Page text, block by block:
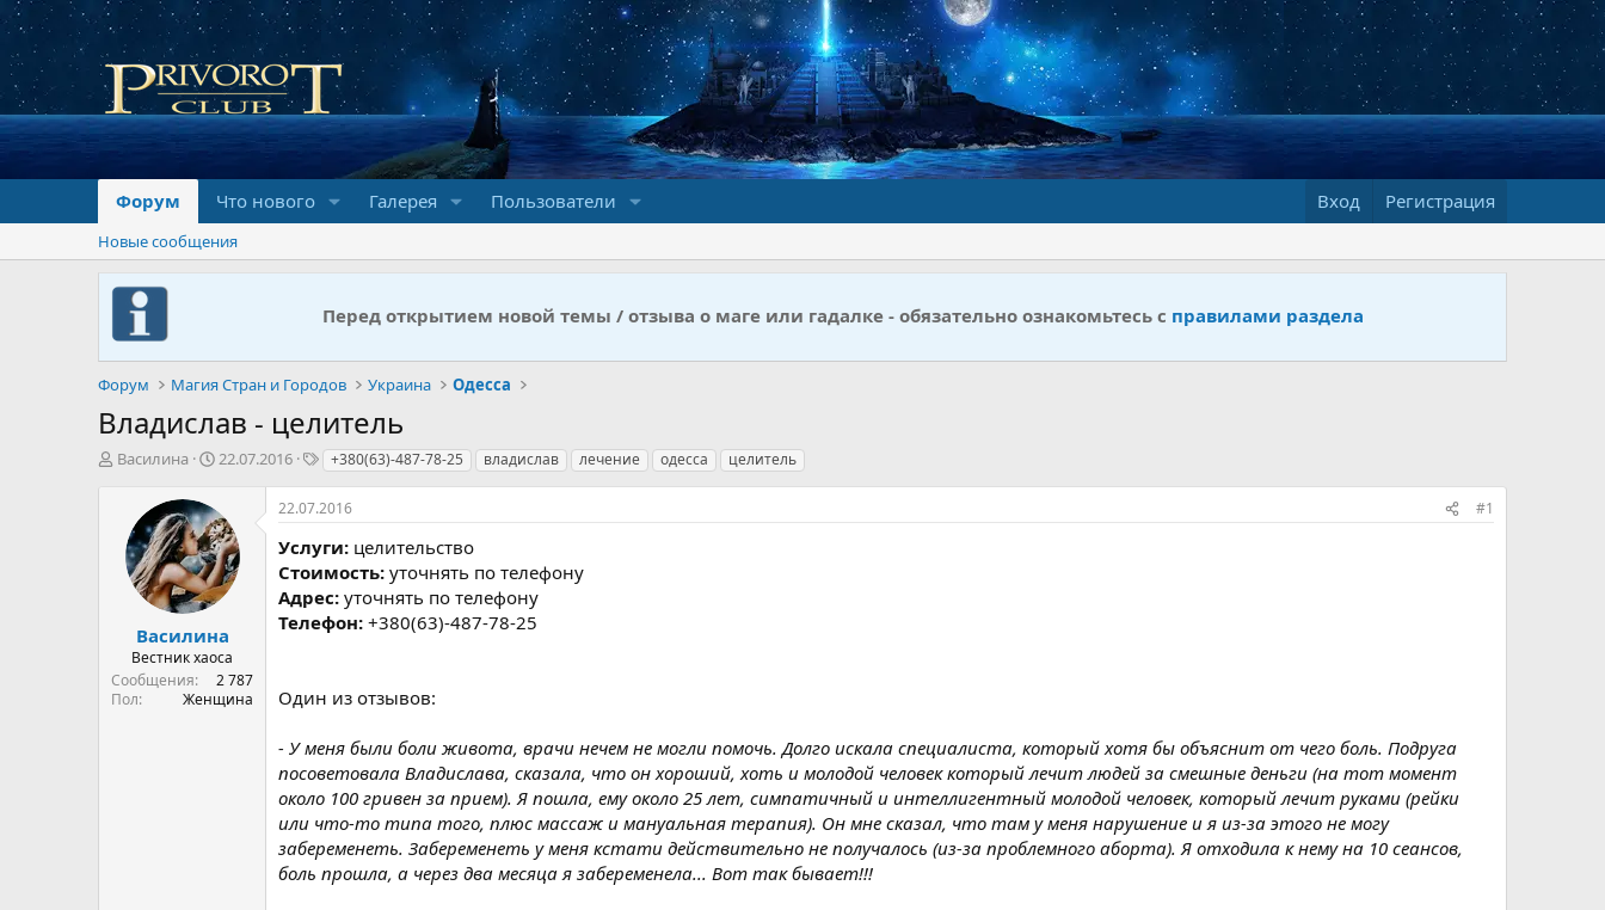
Форум Что нового Галерея Пользователи Вход Регистрация
Новые сообщения
Перед открытием новой темы / отзыва о маге или гадалке - обязательно ознакомьтесь с правилами раздела
Форум Магия Стран и Городов Украина Одесса
Владислав - целитель
А
Василина
Д
а
н
а
ч
а
л
а
22.07.2016
Т
г
и
+380(63)-487-78-25 владислав лечение одесса целитель
Василина
Вестник хаоса
Сообщения
2 787
Пол
Женщина
22.07.2016 #1
Услуги: целительство
Стоимость: уточнять по телефону
Адрес: уточнять по телефону
Телефон: +380(63)-487-78-25
Один из отзывов:
- У меня были боли живота, врачи нечем не могли помочь. Долго искала специалиста, который хотя бы объяснит от чего боль. Подруга
посоветовала Владислава, сказала, что он хороший, хоть и молодой человек который лечит людей за смешные деньги (на тот момент
около 100 гривен за прием). Я пошла, ему около 25 лет, симпатичный и интеллигентный молодой человек, который лечит руками (рейки
или что-то типа того, плюс массаж и мануальная терапия). Он мне сказал, что там у меня нарушение и я из-за этого не могу
забеременеть. Забеременеть у меня кстати действительно не получалось (из-за проблемного аборта). Я отходила к нему на 10 сеансов,
боль прошла, а через два месяца я забеременела... Вот так бывает!!!